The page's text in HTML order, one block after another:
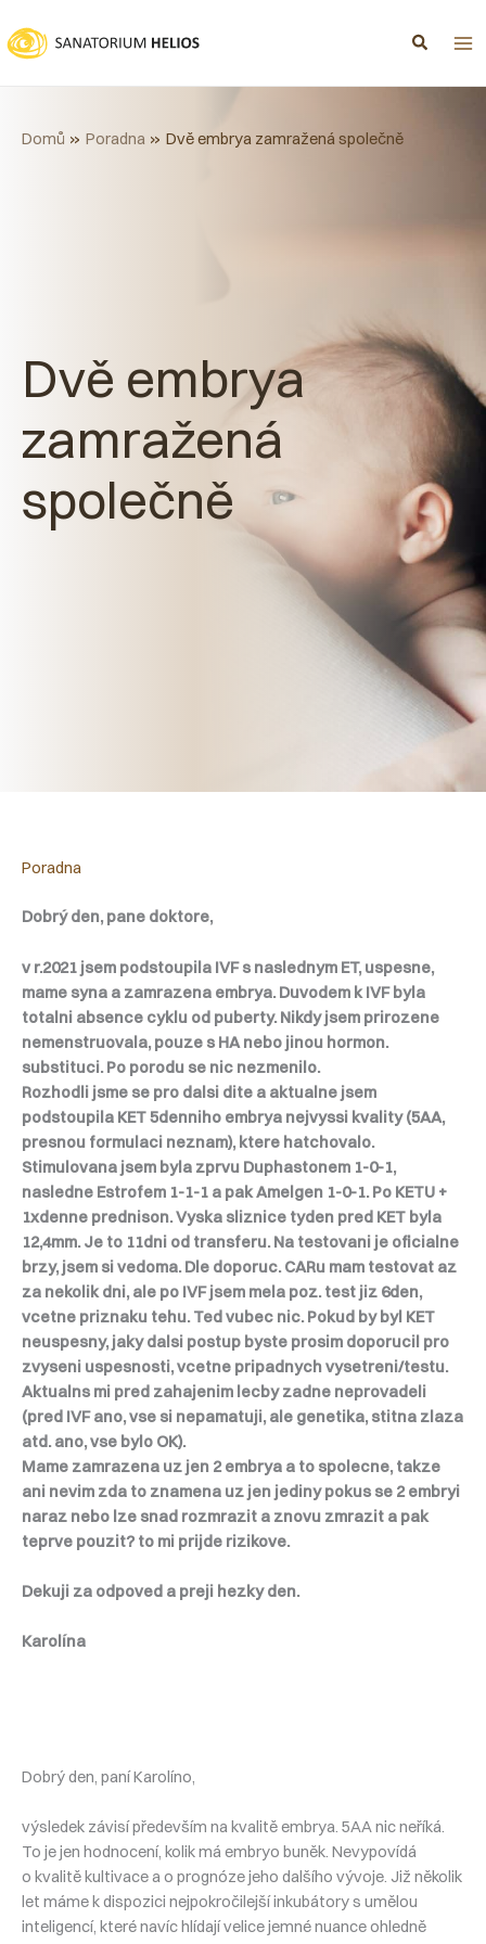
na
obsah
Dvě embrya
zamražená
společně
Domů Poradna Dvě embrya zamražená společně
Poradna
Dobrý den, pane doktore,
v r.2021 jsem podstoupila IVF s naslednym ET, uspesne,
mame syna a zamrazena embrya. Duvodem k IVF byla
totalni absence cyklu od puberty. Nikdy jsem prirozene
nemenstruovala, pouze s HA nebo jinou hormon.
substituci. Po porodu se nic nezmenilo.
Rozhodli jsme se pro dalsi dite a aktualne jsem
podstoupila KET 5denniho embrya nejvyssi kvality (5AA,
presnou formulaci neznam), ktere hatchovalo.
Stimulovana jsem byla zprvu Duphastonem 1-0-1,
nasledne Estrofem 1-1-1 a pak Amelgen 1-0-1. Po KETU +
1xdenne prednison. Vyska sliznice tyden pred KET byla
12,4mm. Je to 11dni od transferu. Na testovani je oficialne
brzy, jsem si vedoma. Dle doporuc. CARu mam testovat az
za nekolik dni, ale po IVF jsem mela poz. test jiz 6den,
vcetne priznaku tehu. Ted vubec nic. Pokud by byl KET
neuspesny, jaky dalsi postup byste prosim doporucil pro
zvyseni uspesnosti, vcetne pripadnych vysetreni/testu.
Aktualns mi pred zahajenim lecby zadne neprovadeli
(pred IVF ano, vse si nepamatuji, ale genetika, stitna zlaza
atd. ano, vse bylo OK).
Mame zamrazena uz jen 2 embrya a to spolecne, takze
ani nevim zda to znamena uz jen jediny pokus se 2 embryi
naraz nebo lze snad rozmrazit a znovu zmrazit a pak
teprve pouzit? to mi prijde rizikove.
Dekuji za odpoved a preji hezky den.
Karolína
Dobrý den, paní Karolíno,
výsledek závisí především na kvalitě embrya. 5AA nic neříká.
To je jen hodnocení, kolik má embryo buněk. Nevypovídá
o kvalitě kultivace a o prognóze jeho dalšího vývoje. Již několik
let máme k dispozici nejpokročilejší inkubátory s umělou
inteligencí, které navíc hlídají velice jemné nuance ohledně